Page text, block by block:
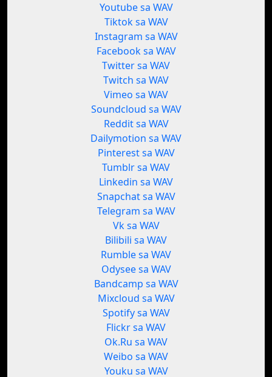
Youtube sa WAV
Tiktok sa WAV
Instagram sa WAV
Facebook sa WAV
Twitter sa WAV
Twitch sa WAV
Vimeo sa WAV
Soundcloud sa WAV
Reddit sa WAV
Dailymotion sa WAV
Pinterest sa WAV
Tumblr sa WAV
Linkedin sa WAV
Snapchat sa WAV
Telegram sa WAV
Vk sa WAV
Bilibili sa WAV
Rumble sa WAV
Odysee sa WAV
Bandcamp sa WAV
Mixcloud sa WAV
Spotify sa WAV
Flickr sa WAV
Ok.Ru sa WAV
Weibo sa WAV
Youku sa WAV